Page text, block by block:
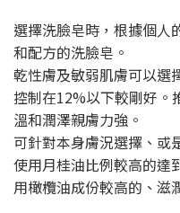
選擇洗臉皂時，根據個人
和配方的洗臉皂。
乾性膚及敏弱肌膚可以選
控制在12%以下較剛好。
溫和潤澤親膚力強。
可針對本身膚況選擇、或
使用月桂油比例較高的達
用橄欖油成份較高的、滋